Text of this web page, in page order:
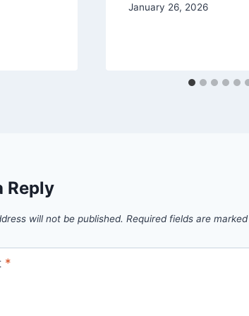
January 26, 2026
Reply
will not be published. Required fields are marked
*